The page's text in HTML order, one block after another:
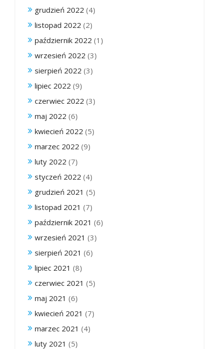
grudzień 2022 (4)
listopad 2022 (2)
październik 2022 (1)
wrzesień 2022 (3)
sierpień 2022 (3)
lipiec 2022 (9)
czerwiec 2022 (3)
maj 2022 (6)
kwiecień 2022 (5)
marzec 2022 (9)
luty 2022 (7)
styczeń 2022 (4)
grudzień 2021 (5)
listopad 2021 (7)
październik 2021 (6)
wrzesień 2021 (3)
sierpień 2021 (6)
lipiec 2021 (8)
czerwiec 2021 (5)
maj 2021 (6)
kwiecień 2021 (7)
marzec 2021 (4)
luty 2021 (5)